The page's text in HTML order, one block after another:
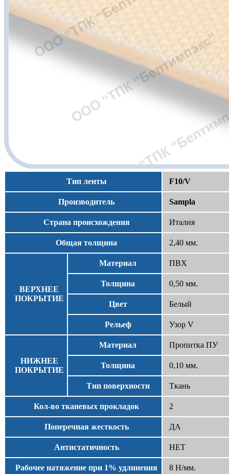
Тип ленты F10/V
Производитель Sampla
Страна происхождения Италия
Общая толщина 2,40 мм.
ВЕРХНЕЕ
ПОКРЫТИЕ
Материал ПВХ
Толщина 0,50 мм.
Цвет Белый
Рельеф Узор V
НИЖНЕЕ
ПОКРЫТИЕ
Материал Пропитка ПУ
Толщина 0,10 мм.
Тип поверхности Ткань
Кол-во тканевых прокладок 2
Поперечная жесткость ДА
Антистатичность НЕТ
Рабочее натяжение при 1% удлинения 8 Н/мм.